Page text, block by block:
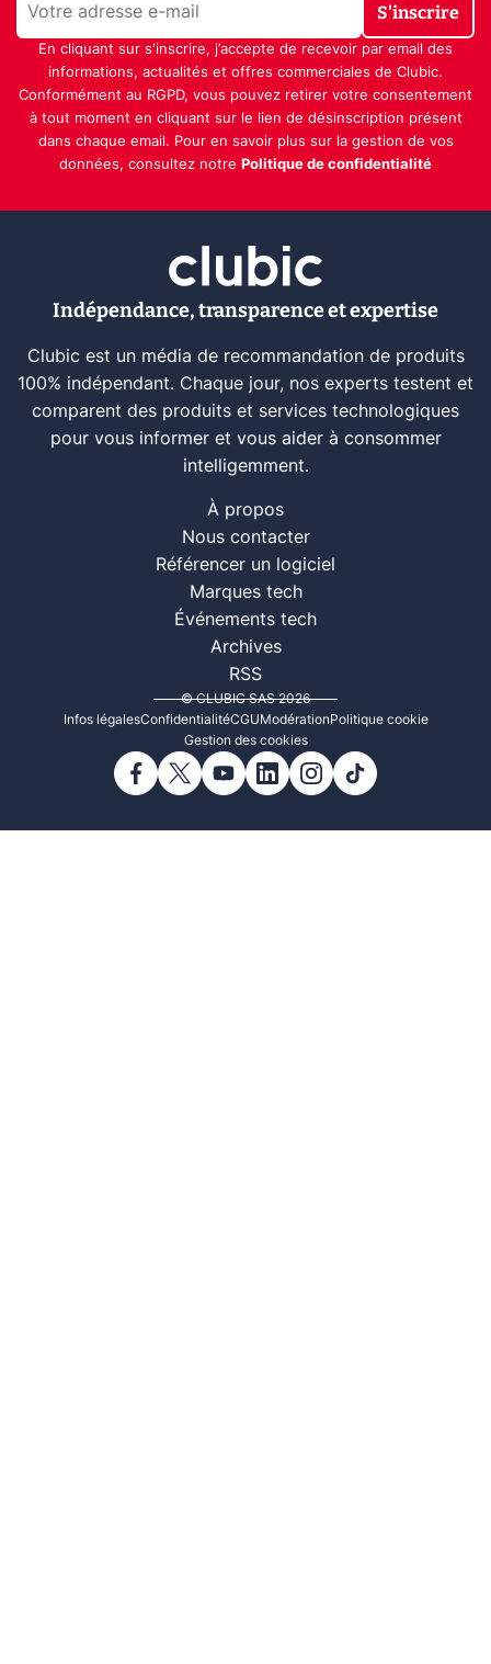
S'inscrire
En cliquant sur s'inscrire, j’accepte de recevoir par email des
informations, actualités et offres commerciales de Clubic.
Conformément au RGPD, vous pouvez retirer votre consentement
à tout moment en cliquant sur le lien de désinscription présent
dans chaque email. Pour en savoir plus sur la gestion de vos
données, consultez notre Politique de confidentialité
Indépendance, transparence et expertise
Clubic est un média de recommandation de produits
100% indépendant. Chaque jour, nos experts testent et
comparent des produits et services technologiques
pour vous informer et vous aider à consommer
intelligemment.
À propos
Nous contacter
Référencer un logiciel
Marques tech
Événements tech
Archives
RSS
© CLUBIC SAS 2026
Infos légalesConfidentialitéCGUModérationPolitique cookie
Gestion des cookies